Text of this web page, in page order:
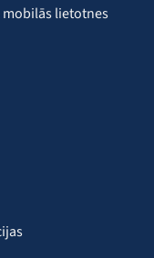
mobilās lietotnes